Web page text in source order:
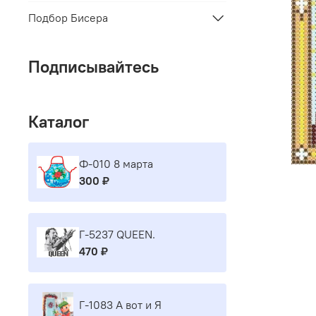
Подбор Бисера
Подписывайтесь
Каталог
Ф-010 8 марта
300 ₽
Г-5237 QUEEN.
470 ₽
Г-1083 А вот и Я